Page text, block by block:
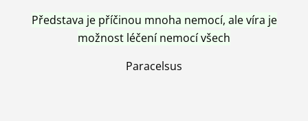
Představa je příčinou mnoha nemocí, ale víra je
možnost léčení nemocí všech
Paracelsus